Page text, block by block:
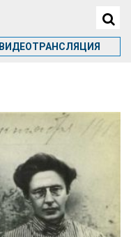
ВИДЕОТРАНСЛЯЦИЯ